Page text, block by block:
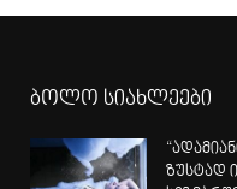
ბოლო სიახლეები
ზუსტად